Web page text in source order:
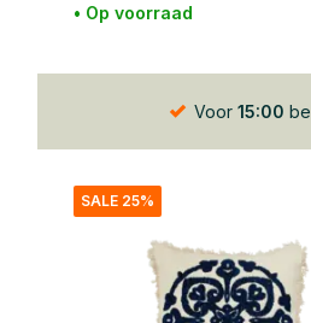
• Op voorraad
Voor 15:00
SALE 25%